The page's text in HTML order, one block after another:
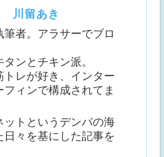
川留あき
筆者。アラサーでブロ
ンとチキン派。
トレが好き、インター
フィンで構成されてま
ットというデンパの海
日々を基にした記事を